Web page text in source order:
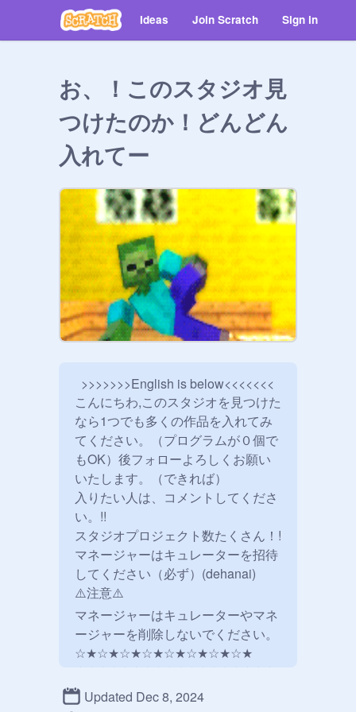
Ideas Join Scratch Sign in
お、！このスタジオ見
つけたのか！どんどん
入れてー
こんにちわ,このスタジオを見つけた
なら1つでも多くの作品を入れてみ
てください。（プログラムが０個で
もOK）後フォローよろしくお願い
いたします。（できれば）
入りたい人は、コメントしてくださ
い。!!
スタジオプロジェクト数たくさん！!
マネージャーはキュレーターを招待
してください（必ず）(dehanai)
⚠️注意⚠️
マネージャーはキュレーターやマネ
ージャーを削除しないでください。
☆★☆★☆★☆★☆★☆★☆★☆★
★☆★☆★☆★☆★☆★☆★☆★☆☆★
☆★☆★☆★☆★☆★☆★☆★
スタジオフォローよろしく
Updated Dec 8, 2024